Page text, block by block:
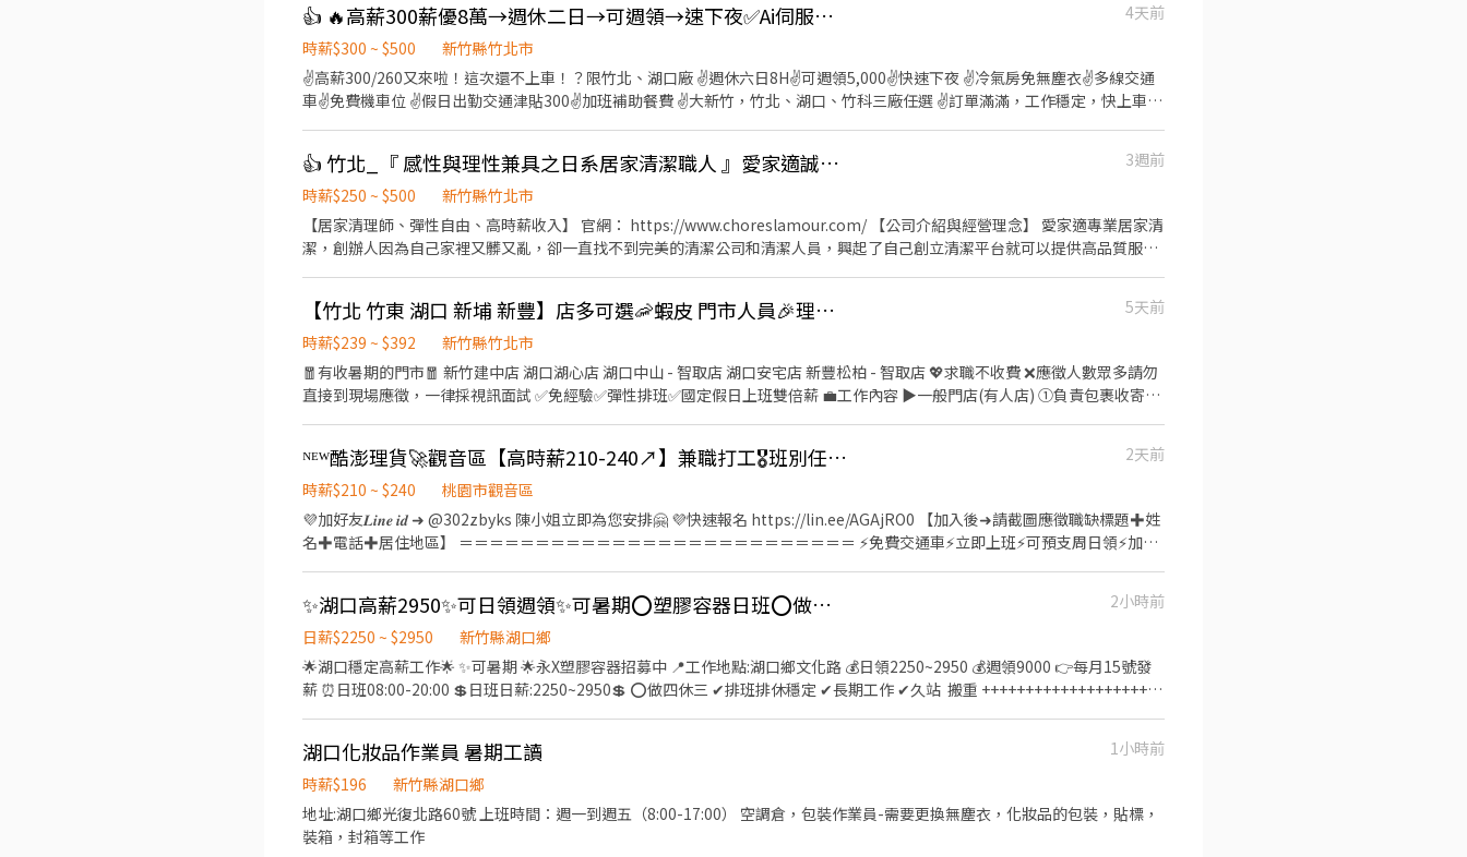
維碼分類 * 使用電子顯微鏡進行目視檢查 * 電子元件清潔 * GPU／CPU除錫及除膠作業 --- ## 【工作地點】 新竹縣湖口鄉 工業三
路2號/ 光復北路50號 --- ## 【上班時間及薪資】 ### 日班 * 上班時間：08:00～17:00 * 時薪：260元 收入參考： * 休六日，每日
工作8小時、不加班：約45,760元 * 休六日，每日工作8小時＋加班2小時：約61,089元 * 配合休假日加班，最高可達約74,000元
### 夜班 * 上班時間：20:00～翌日05:00 * 時薪：300元 收入參考： * 休六日，每日工作8小時、不加班：約52,800元 * 休六日，
每日工作8小時＋加班2小時：約70,408元 * 配合休假日加班，最高可達約85,000元 ※實際薪資依出勤天數、加班時數及依法計
算結果為準。 --- ## 【休假制度】 周休二日，原則上休週六、週日。 ※如有加班需求，依現場訂單及排班狀況安排。 --- ##
【交通車路線】 提供多條交通車路線，包含： * 新竹市東區* 苗栗竹南* 竹東* 內壢* 楊梅 ※實際停靠站點、搭乘時間及是否有座
知您所要應徵的職務並留下姓名及電話
👍 🔥高薪300薪優8萬→週休二日→可週領→速下夜✅Ai伺服器操機組包測✅無經驗可
4天前
時薪$300 ~ $500
新竹縣竹北市
✌️高薪300/260又來啦！這次還不上車！？限竹北、湖口廠 ✌️週休六日8H✌️可週領5,000✌️快速下夜 ✌️冷氣房免無塵衣✌️多線交通
車✌️免費機車位 ✌️假日出勤交通津貼300✌️加班補助餐費 ✌️大新竹，竹北、湖口、竹科三廠任選 ✌️訂單滿滿，工作穩定，快上車 ✅
竹市東區新安路（新竹科學園區） ✅ 交通車：竹南、頭份、北埔、竹東、內灣、芎林、南寮、西濱、北區、新豐、湖口、竹北、
內壢、平鎮、楊梅。 ✅ 休假制度：週休六、日 ✅ 用餐休息：訂便當、7-11、微波、冰箱。用餐40分鐘，上下各休10分鐘 ~~❣️上
班時間/薪資待遇❣️~~ 1️⃣竹北廠： ⭐【日班】08:00 - 17:00 時薪260，領薪約＄45,760～70,000(配合加班) ⭐【夜班】20:00 -
05:00 時薪300，領薪約＄52,800～80,000(配合加班) 2️⃣湖口廠： ⭐【日班】08:00 - 17:00 時薪260，領薪約＄45,760～
70,000(配合加班) ⭐【夜班】20:00 - 05:00 時薪300，領薪約＄52,800～80,000(配合加班) 3️⃣竹科廠： ⭐【日班】07:30 - 16:40
領薪約＄33,000～40,000(配合加班) ⭐【夜班】19:30 - 04:40 領薪約＄33,000～40,000(配合加班) ▬▬▬【立即應徵 24H快速回
覆】▬▬▬ ➡工作諮詢／報名面試 ➡請找：呂’r Neo ➡請加官方賴：@pg17888（含@） ➡快速應徵連結：
試
👍 竹北_『 感性與理性兼具之日系居家清潔職人 』愛家適誠徵|收入3-7萬
3週前
時薪$250 ~ $500
新竹縣竹北市
【居家清理師、彈性自由、高時薪收入】 官網： https://www.choreslamour.com/ 【公司介紹與經營理念】 愛家適專業居家清
潔，創辦人因為自己家裡又髒又亂，卻一直找不到完美的清潔公司和清潔人員，興起了自己創立清潔平台就可以提供高品質服務
負責任、尊重彼此的服務環境。彼此相互尊重的前提，讓服務夥伴將溫度與貼心，默默帶入客戶的家中每個角落。 愛家適除了提
供清潔整理服務，也不定期參與公益清潔，並且每月提撥公司收益認養10位家扶兒童，讓夥伴的努力和客戶的錢錢都變得格外有
意義。 【工作內容是什麼？】 1. 接單後聯繫客戶，確認客戶想清哪裡。 2. 騎著載有招財法寶的機車遊車河。 3. 熟練清潔步驟執
行，解決客戶的困擾。 4. 使出十八般武藝刷刷刷刷刷到斷手。 5. 衛浴馬桶廚房檯面洗洗洗洗到估溜。 6. 把玻璃和地板擦擦擦擦
擦擦到發亮。 7. 清潔得乾淨整齊讓客戶不想出門。 8. 建立客戶專屬資料，下次服務更上手。 【具備條件】 1. 被接送小朋友綁定
時間的寶媽、寶爸。 2. 不想被傳統工作束縛能力的新鮮人。 3. 還在用健康換金錢的輪班人員。 4. 想要解鎖更多技能創造高收入
的人。 5. 不想因為工作缺席家人的重要日子的你。 .... 【待遇介紹】 1.自由接單，彈性排班： 1_〈家適員〉時薪+ 各項獎金
外，額外有高額團隊獎金收入 2.以夥伴收入作為舉例： 1_〈家適員〉不含面試錄取當月份 月工作20-22天 平均收入 3 ~ 4萬
2_〈家適職人〉 月工作20-22天 平均收入 4.3 ~ 5.3萬 3_〈高階職人〉 月工作20-22天 平均收入 5 ~ 7萬 【基本福利】 1. 自由接
單，彈性排班。 2. 積分獎勵及獎金制度。 3. 晉升職人，額外給予一年期意外險。 4. 可透過清潔工會加保勞保。 【別家業者沒有
的福利】 1. 積分獎勵免費兌換日用品。 2. 定期團體聚會、團康活動。 3. 不定期餐會及節慶活動。 4. 春酒狂歡聚會+抽獎。 5. 做
清潔但不想清自己家，夥伴下單折扣。 6. 辦公室設置有沙發床的休息室。 7. 每季舉辦服務品質競賽，提供不定額獎金。 8. 不定
期免費線上/實體心理成長課程。 9. 跨領域心理成長講師課程津貼。 【升遷介紹】 1. 新人考核、職人稽核，稽核為公平及公正的
內部升遷管道。 2. 家適員→職人→高階職人→導師 ↘️整理師→導師 【教育訓練】 免收費完整教育訓練系
統，高階職人提供教育訓練費用補助。
【竹北 竹東 湖口 新埔 新豐】店多可選🦐蝦皮 門市人員🎉理貨上架收銀超簡單🙌🏻歡迎兼職打工
5天前
時薪$239 ~ $392
新竹縣竹北市
🧧有收暑期的門市🧧 新竹建中店 湖口湖心店 湖口中山 - 智取店 湖口安宅店 新豐松柏 - 智取店 💖求職不收費 ❌應徵人數眾多請勿
直接到現場應徵，一律採視訊面試 ✅免經驗✅彈性排班✅國定假日上班雙倍薪 💼工作內容 ▶一般門店(有人店) ①負責包裹收寄、
點2-5間門市) ④配合調店、支援 『以上都提供完善教育訓練及店面實習』 ⏱工作時間 ▶一般門店(有人店) 早班：10:30-17:30 晚
班：16:15-22:45、18:45-22:45 (固定班別,晚班一週要有2天配合16:15上班) ▶智取店(無人店) 早班：07:00-12:30 晚班：17:30-
22:30、18:30-22:30 夜班：23:30-03:30 假日班早班：07:00-12:00 假日班晚班：17:30-23:30 (固定班別,早班時段可微調) 💰薪資
▶一般門店(有人店) 竹北時薪 $231 湖口時薪 $206 新埔時薪 $206 竹東時薪 $196 新豐時薪 $206 北區 時薪 $221 東區 時薪 $221
香山 時薪 $206 ▶智取店(無人店) 竹北時薪 $239 湖口時薪 $224 新埔時薪 $224 竹東時薪 $204 新豐時薪 $219 北埔時薪 $204 芎
林時薪 $234 關西時薪 $204 北區 時薪 $229 東區 時薪 $229 香山 時薪 $204 (智取店晚班額外獎金每小時 +20元) (智取店夜班額外
獎金每小時 +40元) 🎉排班方式 一週至少排班四天（需含至少一天六或日） 📌上班地點 竹北市 竹北高鐵 - 智取店：新竹縣竹北市
竹北市嘉豐五路二段132號 竹北勝利二 - 智取店：新竹縣竹北市勝利十五街262號 竹北新溪店：新竹縣竹北市新溪街10號 竹北勝
利店：新竹縣竹北市勝利五路150號 (可不支援) 竹北中正店：新竹縣竹北市中正西路552號 (可不支援) 竹北光明 - 智取店：新竹
縣竹北市光明五街319號 湖口鄉 湖口湖心店：新竹縣湖口鄉中山路一段569號 湖口成功店：新竹縣湖口鄉成功路102-1號 湖口安
宅店：新竹縣湖口鄉安宅四街21號 湖口中山 - 智取店：新竹縣湖口鄉中山路二段336號 新埔鎮 新埔福德 - 智取店：新竹縣新埔鎮
福德街17號 竹東鎮 竹東站前 - 智取店：新竹縣竹東鎮北興路一段611號 竹東杞林店：新竹縣竹東鎮杞林路8號 竹東民族店：新竹
縣竹東鎮民族路58號 竹東中豐 - 智取店：新竹縣竹東鎮中豐路二段192號 新豐鄉 新豐松柏 - 智取店：新竹縣新豐鄉松柏街128號
北埔鄉 北埔北埔 - 智取店：新竹縣北埔鄉北埔街96號 芎林鄉 芎林文山 - 智取店：新竹縣芎林鄉文山路437號 關西鎮 關西正義 -
智取店：新竹縣關西鎮正義路186號 北區 新竹四維 - 智取店：新竹市北區四維路36號(可不支援) 新竹北新 - 智取店：新竹市北區
北新街135號 新竹金竹店：新竹市北區金竹路104號 新竹武陵 - 智取店：新竹市北區武陵路177之2號 新竹竹文店：新竹市北區竹
ᴺᴱᵂ酷澎理貨🚀觀音區【高時薪210-240↗】兼職打工🎖️班別任選🎖️週日領🎖️GJ
2天前
時薪$210 ~ $240
桃園市觀音區
💜加好友𝑳𝒊𝒏𝒆 𝒊𝒅 ➜ @302zbyks 陳小姐立即為您安排🤗 💜快速報名 https://lin.ee/AGAjRO0 【加入後➜請截圖應徵職缺標題✚姓
名✚電話✚居住地區】 ＝＝＝＝＝＝＝＝＝＝＝＝＝＝＝＝＝＝＝＝＝＝＝＝＝＝ ⚡免費交通車⚡立即上班⚡可預支周日領⚡加不
則) ➡️【文書人員】 1.文書作業的工作，也是要協助現場的工作，工作比例不一定 2.要知道如何電腦操作，基本Excel (重複值、
SUM、IF)比對加減要會 3.文書人員具備基本電腦操作能力、Office辦公室軟體操作 4.文書理貨員為主要理貨工作但會操作到簡易
文書作業 ＝＝＝＝＝＝＝＝＝＝＝＝＝＝＝＝＝＝＝＝＝＝＝＝＝＝ ✅【上班時間】 日班：08:00~17:00 晚班：18:00~03:00 (直
接下夜班) ＝＝＝＝＝＝＝＝＝＝＝＝＝＝＝＝＝＝＝＝＝＝＝＝＝＝ 💰【薪資待遇】 ➡️理貨日班$210 ➡️理貨晚班$240 ➡️文書
日班$230 (額滿) ➡️文書晚班$265 (額滿) ⭐另有，堆高機津貼20 (需通過訓練) ＝＝＝＝＝＝＝＝＝＝＝＝＝＝＝＝＝＝＝＝＝＝
＝＝＝＝ ✅【上班地點任選】每天開的倉缺額不同⭐可詢問專員 ❣️TAO1：大園區建國路102號 ▶近機場 ❣️TAO5：桃園市觀音區
寶倉街108號5樓 ＝＝＝＝＝＝＝＝＝＝＝＝＝＝＝＝＝＝＝＝＝＝＝＝＝＝ https://forms.office.com/r/p8ECMPGJbb 🚚🚚 🚚
場人力狀況靈活調配) ✅【工作要求】: 需能搬重、接受走動式久站 ❤️【工作福利】❤️ ➡️廠區機車停車免費 ➡️提供日周領服務💲
日領$1,500 ➡️加班採自願報名，很彈性！ ➡️不需一直搬重 每個人都有推車 ➡️免經驗可 高錄取 可立即上工！ ➡️廠區有工業大電
風扇，遠離悶熱，保持清爽！ ➡️備有近30條路線的交通車，讓你上下班沒煩惱！ ➡️不定時強檔專案推出，讓你工作更有動力，
✨湖口高薪2950✨可日領週領✨可暑期⭕塑膠容器日班⭕做四休三 EL
2小時前
日薪$2250 ~ $2950
新竹縣湖口鄉
🌟湖口穩定高薪工作🌟 ✨可暑期 🌟永X塑膠容器招募中 📍工作地點:湖口鄉文化路 💰日領2250~2950 💰週領9000 👉每月15號發
薪 ⏰日班08:00-20:00 💲日班日薪:2250~2950💲 ⭕做四休三 ✔排班排休穩定 ✔長期工作 ✔久站 搬重 +++++++++++++++++++
湖口化妝品作業員 暑期工讀
1小時前
時薪$196
新竹縣湖口鄉
地址:湖口鄉光復北路60號 上班時間：週一到週五（8:00-17:00） 空調倉，包裝作業員-需要更換無塵衣，化妝品的包裝，貼標，
裝箱，封箱等工作